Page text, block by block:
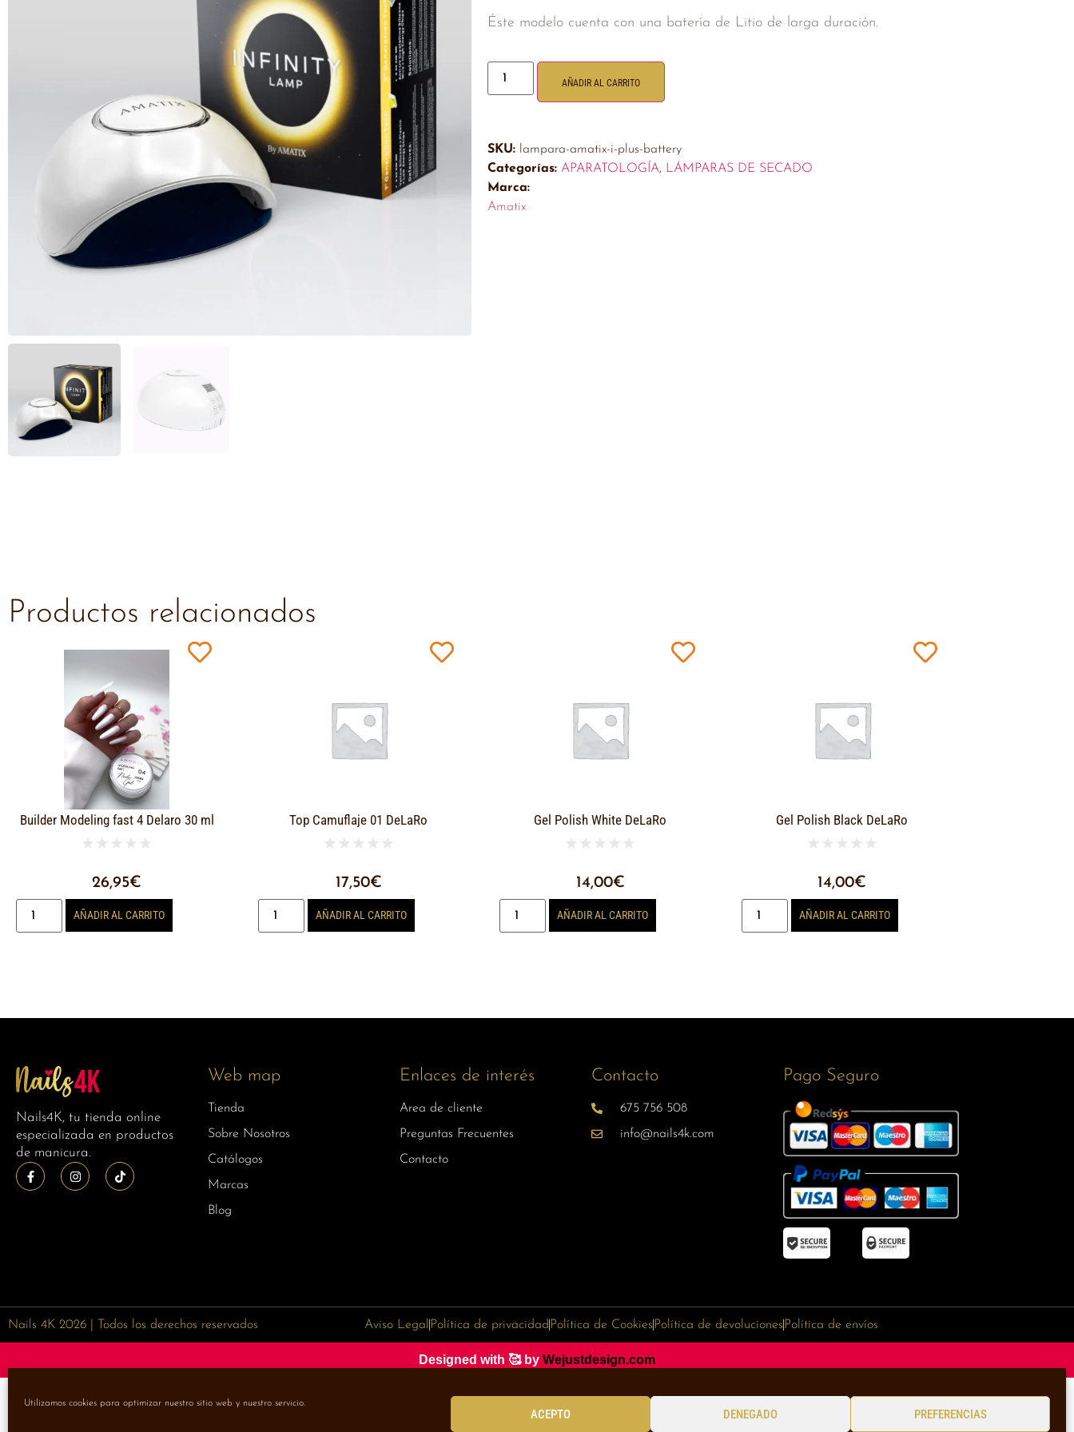
Utilizamos cookies para optimizar nuestro sitio web y nuestro servicio.
ACEPTO DENEGADO PREFERENCIAS
Éste modelo cuenta con una batería de Litio de larga duración.
AÑADIR AL CARRITO
SKU: lampara-amatix-i-plus-battery
Categorías: APARATOLOGÍA, LÁMPARAS DE SECADO
Marca:
Amatix
Productos relacionados
Builder Modeling fast 4 Delaro 30 ml
★ ★ ★ ★ ★
26,95€
AÑADIR AL CARRITO
Top Camuflaje 01 DeLaRo
★ ★ ★ ★ ★
17,50€
AÑADIR AL CARRITO
Gel Polish White DeLaRo
★ ★ ★ ★ ★
14,00€
AÑADIR AL CARRITO
Gel Polish Black DeLaRo
★ ★ ★ ★ ★
14,00€
AÑADIR AL CARRITO
Nails4K, tu tienda online
especializada en productos
de manicura.
Web map
Tienda
Sobre Nosotros
Catálogos
Marcas
Blog
Enlaces de interés
Area de cliente
Preguntas Frecuentes
Contacto
Contacto
675 756 508
info@nails4k.com
Pago Seguro
Nails 4K 2026 | Todos los derechos reservados Aviso Legal Política de privacidad Política de Cookies Política de devoluciones Política de envíos
Designed with 🥰 by Wejustdesign.com